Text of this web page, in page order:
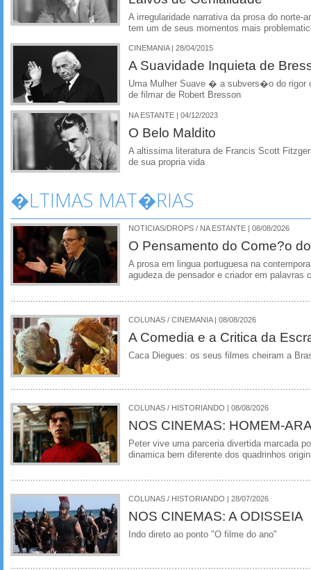
A irregularidade narrativa da prosa do norte-
tem um de seus momentos mais
CINEMANIA | 28/04/2015
A Suavidade Inquieta de
Uma Mulher Suave � a subvers�o do rigor
de filmar de Robert Bresson
NA ESTANTE | 04/12/2023
O Belo Maldito
A altissima literatura de Francis Scott
de sua propria vida
�LTIMAS MAT�RIAS
NOTICIAS/DROPS / NA ESTANTE | 08/08/2026
O Pensamento do Come?o
A prosa em lingua portuguesa na
agudeza de pensador e criador em palavras
COLUNAS / CINEMANIA | 08/08/2026
A Comedia e a Critica da
Caca Diegues: os seus filmes cheiram a
COLUNAS / HISTORIANDO | 08/08/2026
NOS CINEMAS: HOMEM-
Peter vive uma parceria divertida marcada
dinamica bem diferente dos quadrinhos
COLUNAS / HISTORIANDO | 28/07/2026
NOS CINEMAS: A ODISSEIA
Indo direto ao ponto "O filme do ano"